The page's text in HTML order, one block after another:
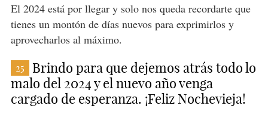
El 2024 está por llegar y solo nos queda recordarte que
tienes un montón de días nuevos para exprimirlos y
aprovecharlos al máximo.
25
Brindo para que dejemos atrás todo lo
malo del 2024 y el nuevo año venga
cargado de esperanza. ¡Feliz Nochevieja!